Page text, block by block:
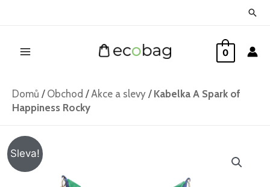
0
Domů / Obchod /Akce a slevy / Kabelka A Spark of
Happiness Rocky
Sleva!
Kabelka